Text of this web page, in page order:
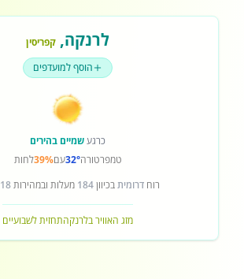
לרנקה, קפריסין
הוסף למועדפים
כרגעשמיים בהירים
טמפרטורה32°עם39%לחות
רוחדרומיתבכיוון184 מעלות ובמהירות18
מזג האוויר בלרנקהתחזית לשבועיים